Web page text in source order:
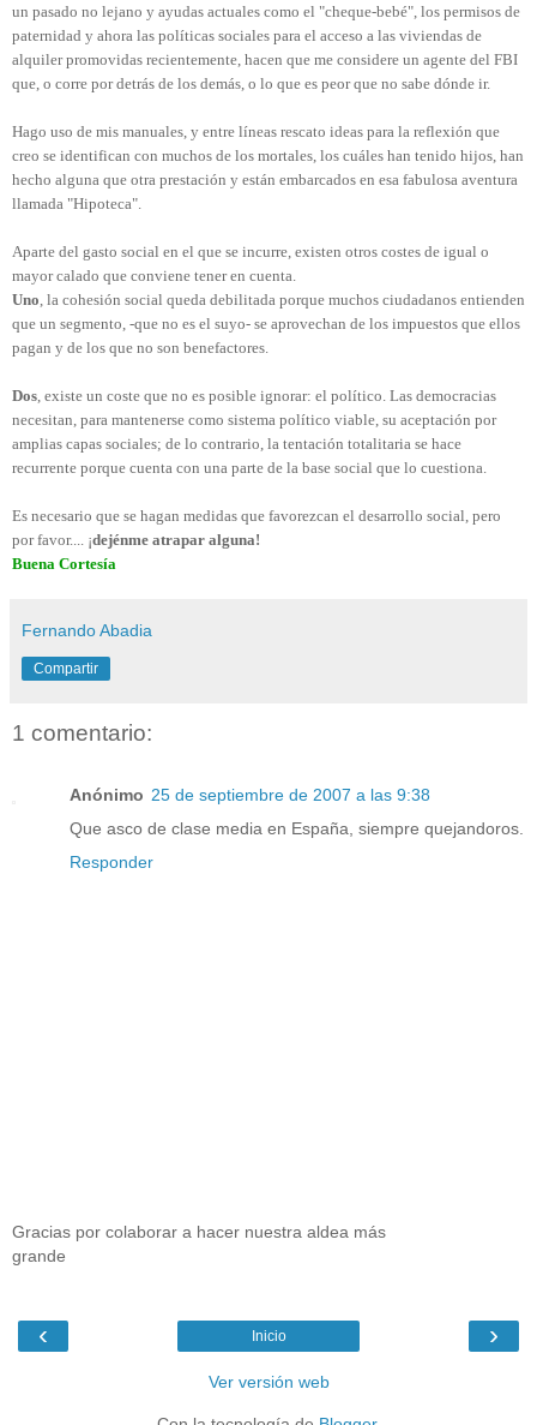
un pasado no lejano y ayudas actuales como el "cheque-bebé", los permisos de
paternidad y ahora las políticas sociales para el acceso a las viviendas de
alquiler promovidas recientemente, hacen que me considere un agente del FBI
que, o corre por detrás de los demás, o lo que es peor que no sabe dónde ir.
Hago uso de mis manuales, y entre líneas rescato ideas para la reflexión que
creo se identifican con muchos de los mortales, los cuáles han tenido hijos, han
hecho alguna que otra prestación y están embarcados en esa fabulosa aventura
llamada "Hipoteca".
Aparte del gasto social en el que se incurre, existen otros costes de igual o
mayor calado que conviene tener en cuenta.
Uno , la cohesión social queda debilitada porque muchos ciudadanos entienden
que un segmento, -que no es el suyo- se aprovechan de los impuestos que ellos
pagan y de los que no son benefactores.
Dos , existe un coste que no es posible ignorar: el político. Las democracias
necesitan, para mantenerse como sistema político viable, su aceptación por
amplias capas sociales; de lo contrario, la tentación totalitaria se hace
recurrente porque cuenta con una parte de la base social que lo cuestiona.
Es necesario que se hagan medidas que favorezcan el desarrollo social, pero
por favor.... ¡dejénme atrapar alguna!
Buena Cortesía
Fernando Abadia
Compartir
1 comentario:
Anónimo 25 de septiembre de 2007 a las 9:38
Que asco de clase media en España, siempre quejandoros.
Responder
Gracias por colaborar a hacer nuestra aldea más
grande
‹ ›
Inicio
Ver versión web